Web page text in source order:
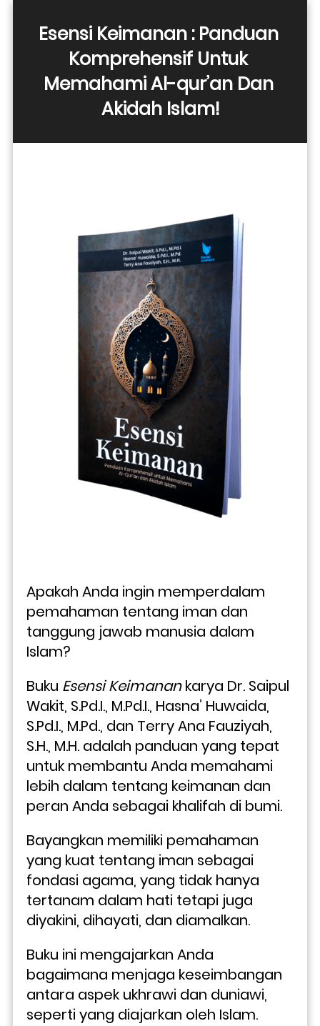
Esensi Keimanan : Panduan
Komprehensif Untuk
Memahami Al-qur’an Dan
Akidah Islam!
Apakah Anda ingin memperdalam
pemahaman tentang iman dan
tanggung jawab manusia dalam
Islam?
Buku Esensi Keimanan karya Dr. Saipul
Wakit, S.Pd.I., M.Pd.I., Hasna’ Huwaida,
S.Pd.I., M.Pd., dan Terry Ana Fauziyah,
S.H., M.H. adalah panduan yang tepat
untuk membantu Anda memahami
lebih dalam tentang keimanan dan
peran Anda sebagai khalifah di bumi.
Bayangkan memiliki pemahaman
yang kuat tentang iman sebagai
fondasi agama, yang tidak hanya
tertanam dalam hati tetapi juga
diyakini, dihayati, dan diamalkan.
Buku ini mengajarkan Anda
bagaimana menjaga keseimbangan
antara aspek ukhrawi dan duniawi,
seperti yang diajarkan oleh Islam.